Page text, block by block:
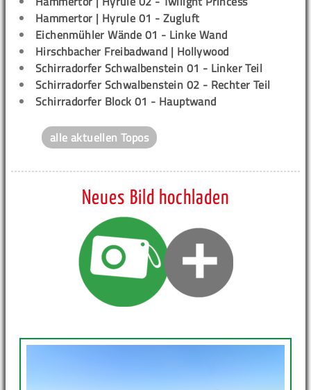
Hammertor | Hyrule 01 - Zugluft
Eichenmühler Wände 01 - Linke Wand
Hirschbacher Freibadwand | Hollywood
Schirradorfer Schwalbenstein 01 - Linker Teil
Schirradorfer Schwalbenstein 02 - Rechter Teil
Schirradorfer Block 01 - Hauptwand
alle aktuellen Topos
Neues Bild hochladen